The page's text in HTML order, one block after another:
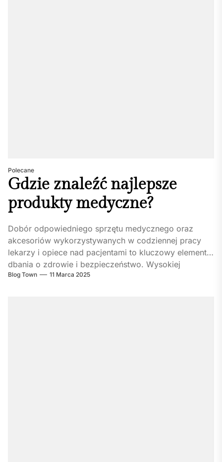
Polecane
Gdzie znaleźć najlepsze
produkty medyczne?
Dobór odpowiedniego sprzętu medycznego oraz
akcesoriów wykorzystywanych w codziennej pracy
lekarzy i opiece nad pacjentami to kluczowy element
dbania o zdrowie i bezpieczeństwo. Wysokiej
jakości...
Blog Town 11 Marca 2025